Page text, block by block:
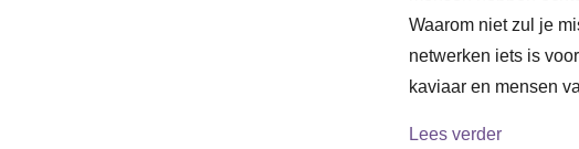
Waarom niet zul je
netwerken iets is
kaviaar en mensen
Lees verderabout In